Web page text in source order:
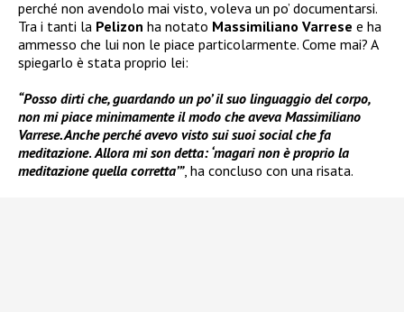
perché non avendolo mai visto, voleva un po’ documentarsi.
Tra i tanti la Pelizon ha notato Massimiliano Varrese e ha
ammesso che lui non le piace particolarmente. Come mai? A
spiegarlo è stata proprio lei:
“Posso dirti che, guardando un po’ il suo linguaggio del corpo,
non mi piace minimamente il modo che aveva Massimiliano
Varrese. Anche perché avevo visto sui suoi social che fa
meditazione. Allora mi son detta: ‘magari non è proprio la
meditazione quella corretta’”, ha concluso con una risata.